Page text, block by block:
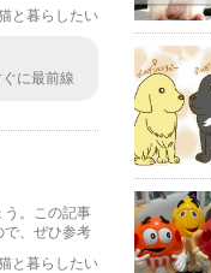
と暮らしたい
に最前線
う。この記事
、ぜひ参考
と暮らしたい